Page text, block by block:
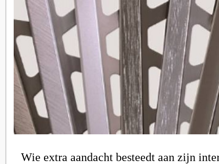
Wie extra aandacht besteedt aan zijn